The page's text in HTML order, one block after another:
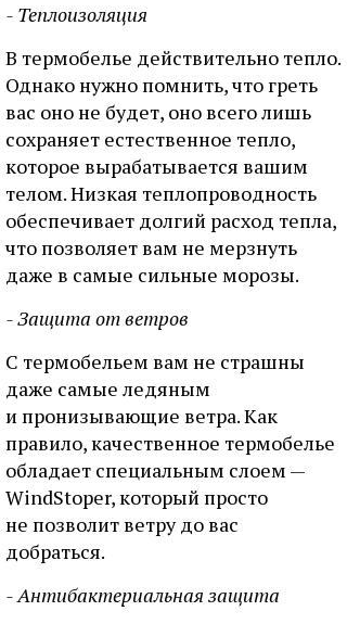
- Теплоизоляция
В термобелье действительно тепло.
Однако нужно помнить, что греть
вас оно не будет, оно всего лишь
сохраняет естественное тепло,
которое вырабатывается вашим
телом. Низкая теплопроводность
обеспечивает долгий расход тепла,
что позволяет вам не мерзнуть
даже в самые сильные морозы.
- Защита от ветров
С термобельем вам не страшны
даже самые ледяным
и пронизывающие ветра. Как
правило, качественное термобелье
обладает специальным слоем —
WindStoper, который просто
не позволит ветру до вас
добраться.
- Антибактериальная защита